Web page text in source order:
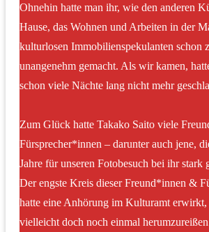
Ohnehin hatte man ihr, wie den anderen
Hause, das Wohnen und Arbeiten in der
kulturlosen Immobilienspekulanten schon
unangenehm gemacht. Als wir kamen,
schon viele Nächte lang nicht mehr
Zum Glück hatte Takako Saito viele
Fürsprecher*innen – darunter auch jene,
Jahre für unseren Fotobesuch bei ihr stark
Der engste Kreis dieser Freund*innen &
hatte eine Anhörung im Kulturamt erwirkt,
vielleicht doch noch einmal